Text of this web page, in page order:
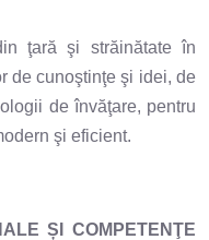
ţară şi străinătate în
de cunoştinţe şi idei, de
de învăţare, pentru
şi eficient.
ȘI COMPETENŢE